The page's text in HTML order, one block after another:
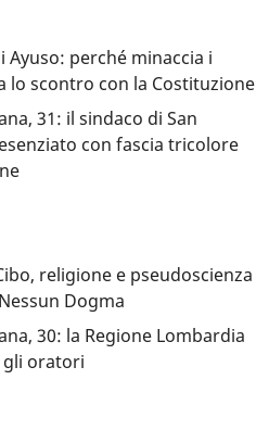
Ayuso: perché minaccia i
scontro con la Costituzione
31: il sindaco di San
con fascia tricolore
religione e pseudoscienza
Dogma
30: la Regione Lombardia
gli oratori